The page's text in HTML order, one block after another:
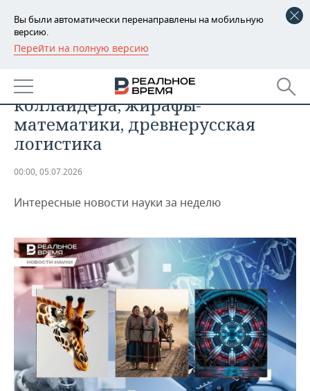
Вы были автоматически перенаправлены на мобильную
версию.
Перейти на полную версию
РЕГИОНЫ
БАШКОРТОСТАН
ТАТАРСТАН
УДМУРТИЯ
НОВОСТИ
АНАЛИТИКА
НОВОСТИ АНАЛИТИКИ
ДЕКЛАРАЦИИ О ДОХОДАХ
КОРОЛИ ГОСЗАКАЗА ПФО
ВУЗЫ ТАТАРСТАНА
КОМУ ПРИНАДЛЕЖАТ
ТОРГОВЫЕ ЦЕНТРЫ
ТАТАРСТАНА
ЭКОНОМИКА
НОВОСТИ ЭКОНОМИКИ
ФИНАНСЫ
БАНКИ
БЮДЖЕТ
ИНВЕСТИЦИИ
ПРОМЫШЛЕННОСТЬ
НОВОСТИ
АГРОПРОМ
МАШИНОСТРОЕНИЕ
НЕФТЕХИМИЯ
НЕФТЬ
ОПК
НЕДВИЖИМОСТЬ
НОВОСТИ НЕДВИЖИМОСТИ
АВТО
НОВОСТИ АВТО
БИЗНЕС
НОВОСТИ БИЗНЕСА
РОЗНИЧНАЯ ТОРГОВЛЯ
ТРАНСПОРТ
ТЕХНОЛОГИИ
НОВОСТИ ТЕХНОЛОГИЙ
IT
МЕРОПРИЯТИЯ
НОВОСТИ МЕРОПРИЯТИЙ
СПОРТ
Ремонт Большого адронного
коллайдера, жирафы-
математики, древнерусская
логистика
00:00, 05.07.2026
Интересные новости науки за неделю